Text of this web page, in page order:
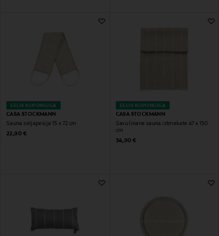
EELIS KUPONGIGA
CASA STOCKMANN
Sauna seljapesija 15 x 72 cm
Original Price
22,90 €
EELIS KUPONGIGA
CASA STOCKMANN
Savu linane sauna istmekate 47 x 150
cm
Original Price
34,90 €